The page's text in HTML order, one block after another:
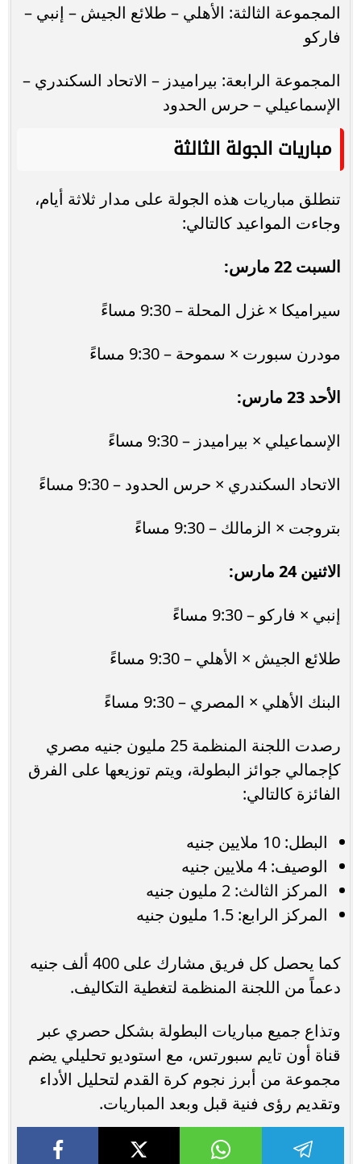
المجموعة الثالثة: الأهلي – طلائع الجيش – إنبي –
فاركو
المجموعة الرابعة: بيراميدز – الاتحاد السكندري –
الإسماعيلي – حرس الحدود
مباريات الجولة الثالثة
تنطلق مباريات هذه الجولة على مدار ثلاثة أيام،
وجاءت المواعيد كالتالي:
السبت 22 مارس:
سيراميكا × غزل المحلة – 9:30 مساءً
مودرن سبورت × سموحة – 9:30 مساءً
الأحد 23 مارس:
الإسماعيلي × بيراميدز – 9:30 مساءً
الاتحاد السكندري × حرس الحدود – 9:30 مساءً
بتروجت × الزمالك – 9:30 مساءً
الاثنين 24 مارس:
إنبي × فاركو – 9:30 مساءً
طلائع الجيش × الأهلي – 9:30 مساءً
البنك الأهلي × المصري – 9:30 مساءً
رصدت اللجنة المنظمة 25 مليون جنيه مصري
كإجمالي جوائز البطولة، ويتم توزيعها على الفرق
الفائزة كالتالي:
البطل: 10 ملايين جنيه
الوصيف: 4 ملايين جنيه
المركز الثالث: 2 مليون جنيه
المركز الرابع: 1.5 مليون جنيه
كما يحصل كل فريق مشارك على 400 ألف جنيه
دعماً من اللجنة المنظمة لتغطية التكاليف.
وتذاع جميع مباريات البطولة بشكل حصري عبر
قناة أون تايم سبورتس، مع استوديو تحليلي يضم
مجموعة من أبرز نجوم كرة القدم لتحليل الأداء
وتقديم رؤى فنية قبل وبعد المباريات.